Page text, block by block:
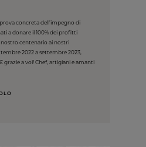
concreta dell’impegno di
a donare il 100% dei profitti
centenario ai nostri
2022 a settembre 2023,
grazie a voi! Chef, artigiani e amanti